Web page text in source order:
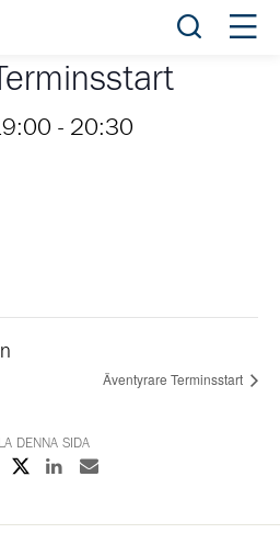
Öppna
- 20:30
Äventyrare Terminsstart
DENNA SIDA
på Facebook
Dela på XDela på Linkedin
Dela med E-post